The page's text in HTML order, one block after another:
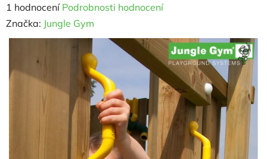
Průměrné
hodnocení
produktu
5,0
1 hodnocení Podrobnosti hodnocení
Značka: Jungle Gym